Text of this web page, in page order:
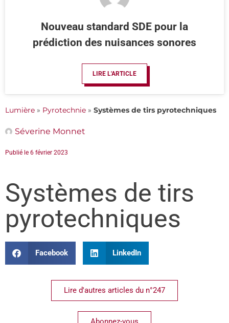
Nouveau standard SDE pour la
prédiction des nuisances sonores
LIRE L'ARTICLE
Lumière » Pyrotechnie » Systèmes de tirs pyrotechniques
Séverine Monnet
Publié le 6 février 2023
Systèmes de tirs
pyrotechniques
Facebook LinkedIn
Lire d'autres articles du n°247